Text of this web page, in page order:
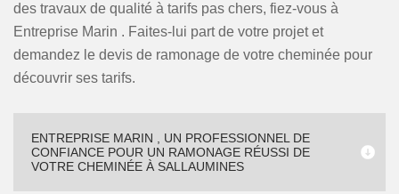
des travaux de qualité à tarifs pas chers, fiez-vous à
Entreprise Marin . Faites-lui part de votre projet et
demandez le devis de ramonage de votre cheminée pour
découvrir ses tarifs.
ENTREPRISE MARIN , UN PROFESSIONNEL DE
CONFIANCE POUR UN RAMONAGE RÉUSSI DE
VOTRE CHEMINÉE À SALLAUMINES